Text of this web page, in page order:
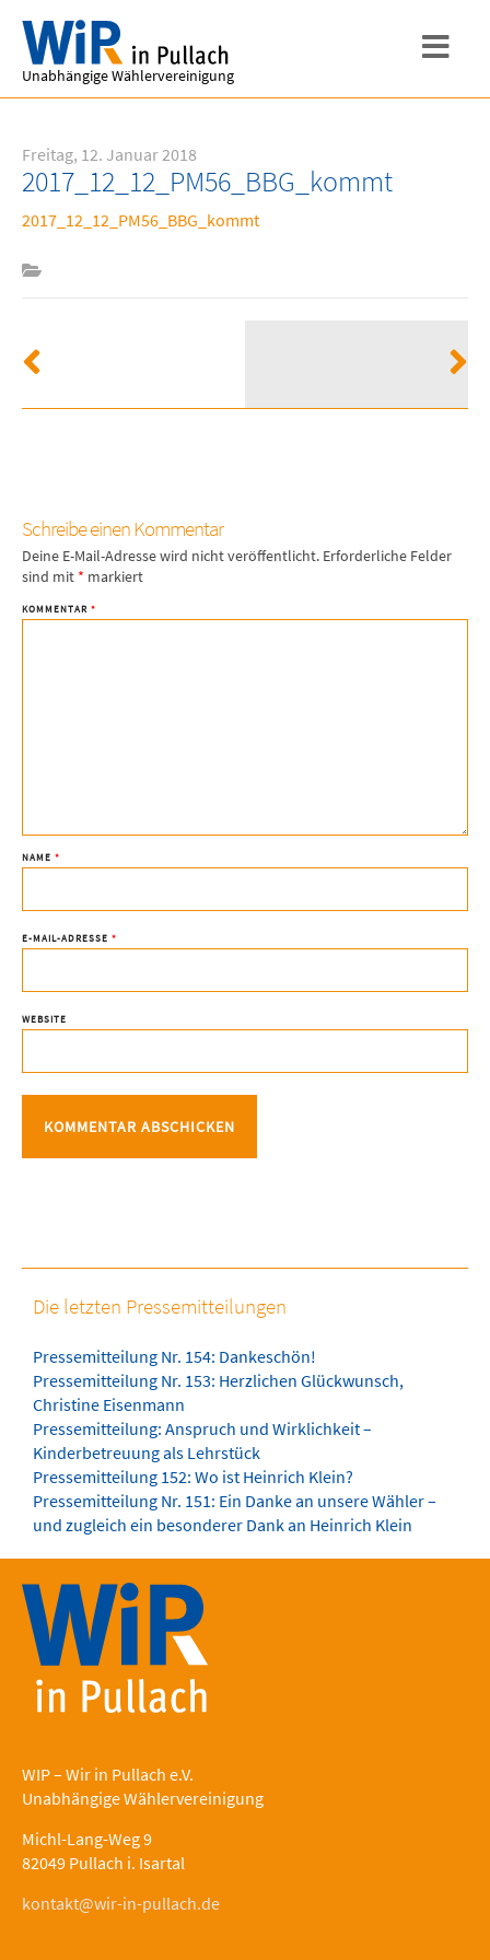
Unabhängige Wählervereinigung
Freitag, 12. Januar 2018
2017_12_12_PM56_BBG_kommt
2017_12_12_PM56_BBG_kommt
Schreibe einen Kommentar
Deine E-Mail-Adresse wird nicht veröffentlicht. Erforderliche Felder
sind mit * markiert
KOMMENTAR *
NAME *
E-MAIL-ADRESSE *
WEBSITE
Die letzten Pressemitteilungen
Pressemitteilung Nr. 154: Dankeschön!
Pressemitteilung Nr. 153: Herzlichen Glückwunsch,
Christine Eisenmann
Pressemitteilung: Anspruch und Wirklichkeit –
Kinderbetreuung als Lehrstück
Pressemitteilung 152: Wo ist Heinrich Klein?
Pressemitteilung Nr. 151: Ein Danke an unsere Wähler –
und zugleich ein besonderer Dank an Heinrich Klein
WIP – Wir in Pullach e.V.
Unabhängige Wählervereinigung
Michl-Lang-Weg 9
82049 Pullach i. Isartal
kontakt@wir-in-pullach.de